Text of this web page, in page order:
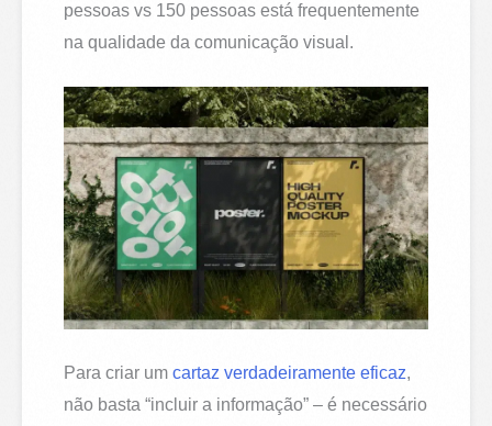
pessoas vs 150 pessoas está frequentemente
na qualidade da comunicação visual.
Para criar umcartaz verdadeiramente eficaz,
não basta “incluir a informação” – é necessário